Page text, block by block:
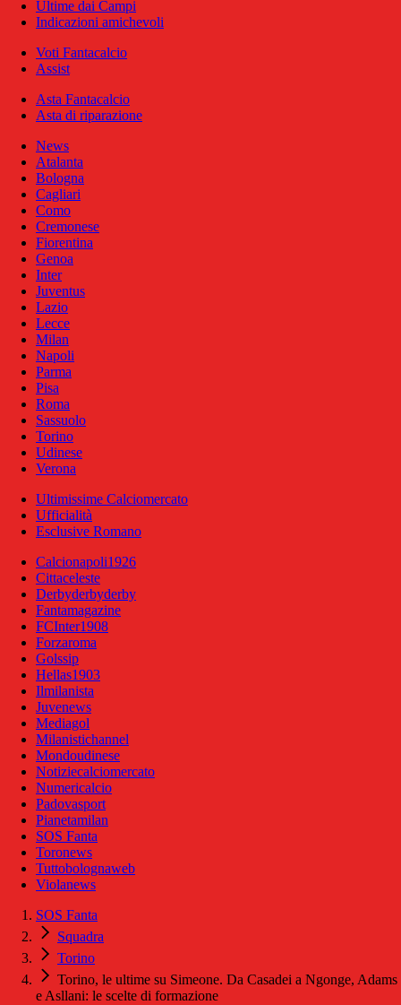
Ultime dai Campi
Indicazioni amichevoli
Voti Fantacalcio
Assist
Asta Fantacalcio
Asta di riparazione
News
Atalanta
Bologna
Cagliari
Como
Cremonese
Fiorentina
Genoa
Inter
Juventus
Lazio
Lecce
Milan
Napoli
Parma
Pisa
Roma
Sassuolo
Torino
Udinese
Verona
Ultimissime Calciomercato
Ufficialità
Esclusive Romano
Calcionapoli1926
Cittaceleste
Derbyderbyderby
Fantamagazine
FCInter1908
Forzaroma
Golssip
Hellas1903
Ilmilanista
Juvenews
Mediagol
Milanistichannel
Mondoudinese
Notiziecalciomercato
Numericalcio
Padovasport
Pianetamilan
SOS Fanta
Toronews
Tuttobolognaweb
Violanews
SOS Fanta
Squadra
Torino
Torino, le ultime su Simeone. Da Casadei a Ngonge, Adams
e Asllani: le scelte di formazione